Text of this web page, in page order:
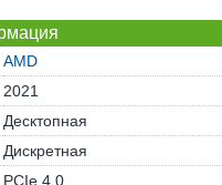
AMD
2021
Десктопная
Дискретная
PCIe 4.0